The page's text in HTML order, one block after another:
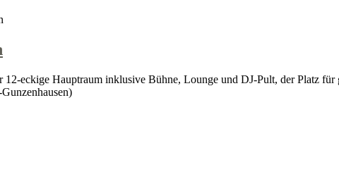
12-eckige Hauptraum inklusive Bühne, Lounge und DJ-Pult, der Platz für